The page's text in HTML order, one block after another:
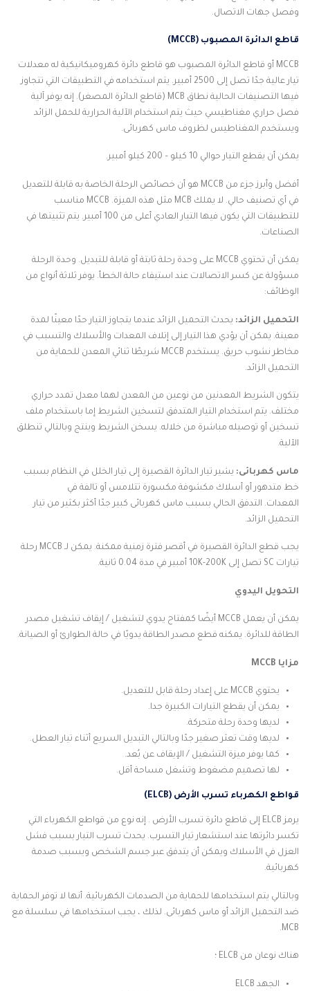
وفصل جهات الاتصال.
قاطع الدائرة المصبوب (MCCB)
MCCB أو قاطع الدائرة المصبوب هو قاطع دائرة كهروميكانيكية له معدلات
تيار عالية جدًا تصل إلى 2500 أمبير. يتم استخدامه في التطبيقات التي تتجاوز
فيها التصنيفات الحالية نطاق MCB (قاطع الدائرة المصغر). إنه يوفر آلية
فصل حراري مغناطيسي حيث يتم استخدام الآلية الحرارية للحمل الزائد
ويستخدم المغناطيس لظروف ماس كهربائى.
يمكن أن يقطع التيار حوالي 10 كيلو – 200 كيلو أمبير.
أفضل وأبرز جزء من MCCB هو أن خصائص الرحلة الخاصة به قابلة للتعديل
في أي تصنيف حالي. لا يملك MCB مثل هذه الميزة. MCCB مناسب
للتطبيقات التي يكون فيها التيار العادي أعلى من 100 أمبير. يتم تثبيتها في
الصناعات.
يمكن أن تحتوي MCCB على وحدة رحلة ثابتة أو قابلة للتبديل. وحدة الرحلة
مسؤولة عن كسر الاتصالات عند استيفاء حالة الخطأ. يوفر ثلاثة أنواع من
الوظائف:
التحميل الزائد: يحدث التحميل الزائد عندما يتجاوز التيار حدًا معينًا لمدة
معينة. يمكن أن يؤدي هذا التيار إلى إتلاف المعدات والأسلاك والتسبب في
مخاطر نشوب حريق. يستخدم MCCB شريطًا ثنائي المعدن للحماية من
التحميل الزائد.
يتكون الشريط المعدنين من نوعين من المعدن لهما معدل تمدد حراري
مختلف. يتم استخدام التيار المتدفق لتسخين الشريط إما باستخدام ملف
تسخين أو توصيله مباشرة من خلاله. يسخن الشريط وينتج وبالتالي تنطلق
الآلية.
ماس كهربائى: يشير تيار الدائرة القصيرة إلى تيار الخلل في النظام بسبب
خط متدهور أو أسلاك مكشوفة مكسورة تتلامس أو تالفة في
المعدات. التدفق الحالي بسبب ماس كهربائى كبير جدًا أكثر بكثير من تيار
التحميل الزائد.
يجب قطع الدائرة القصيرة في أقصر فترة زمنية ممكنة. يمكن لـ MCCB رحلة
تيارات SC تصل إلى 10K-200K أمبير في مدة 0.04 ثانية.
التحويل اليدوي
يمكن أن يعمل MCCB أيضًا كمفتاح يدوي لتشغيل / إيقاف تشغيل مصدر
الطاقة للدائرة. يمكنه قطع مصدر الطاقة يدويًا في حالة الطوارئ أو الصيانة.
مزايا MCCB
يحتوي MCCB على إعداد رحلة قابل للتعديل.
يمكن أن يقطع التيارات الكبيرة جدا.
لديها وحدة رحلة متحركة.
لديها وقت تعثر صغير جدًا وبالتالي التبديل السريع أثناء تيار العطل.
كما يوفر ميزة التشغيل / الإيقاف عن بُعد.
لها تصميم مضغوط وتشغل مساحة أقل.
قواطع الكهرباء تسرب الأرض (ELCB)
يرمز ELCB إلى قاطع دائرة تسرب الأرض . إنه نوع من قواطع الكهرباء التي
تكسر دائرتها عند استشعار تيار التسرب. يحدث تسرب التيار بسبب فشل
العزل في الأسلاك ويمكن أن يتدفق عبر جسم الشخص ويسبب صدمة
كهربائية.
وبالتالي يتم استخدامها للحماية من الصدمات الكهربائية. أنها لا توفر الحماية
ضد التحميل الزائد أو ماس كهربائى. لذلك ، يجب استخدامها في سلسلة مع
MCB.
هناك نوعان من ELCB ؛
الجهد ELCB